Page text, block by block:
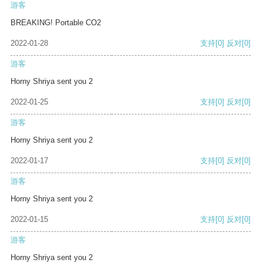
游客
BREAKING! Portable CO2
2022-01-28 支持[0] 反对[0]
游客
Horny Shriya sent you 2
2022-01-25 支持[0] 反对[0]
游客
Horny Shriya sent you 2
2022-01-17 支持[0] 反对[0]
游客
Horny Shriya sent you 2
2022-01-15 支持[0] 反对[0]
游客
Horny Shriya sent you 2